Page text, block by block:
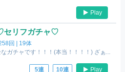
Play
セリフガチャ♡
回 | 19体
ガチャです！！！(本当！！！！) ざぁ...
5連 10連 Play